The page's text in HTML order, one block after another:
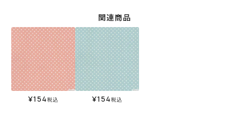
関連商品
¥154税込 ¥154税込